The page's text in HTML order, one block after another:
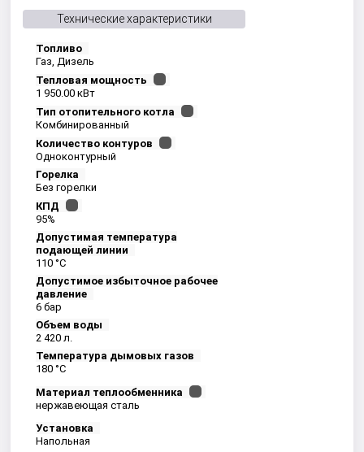
Технические характеристики
Топливо
Газ, Дизель
Тепловая мощность
1 950.00 кВт
Тип отопительного котла
Комбинированный
Количество контуров
Одноконтурный
Горелка
Без горелки
КПД
95%
Допустимая температура
подающей линии
110 °C
Допустимое избыточное рабочее
давление
6 бар
Объем воды
2 420 л.
Температура дымовых газов
180 °C
Материал теплообменника
нержавеющая сталь
Установка
Напольная